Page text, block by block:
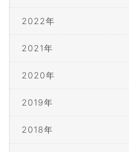
2022年
2021年
2020年
2019年
2018年